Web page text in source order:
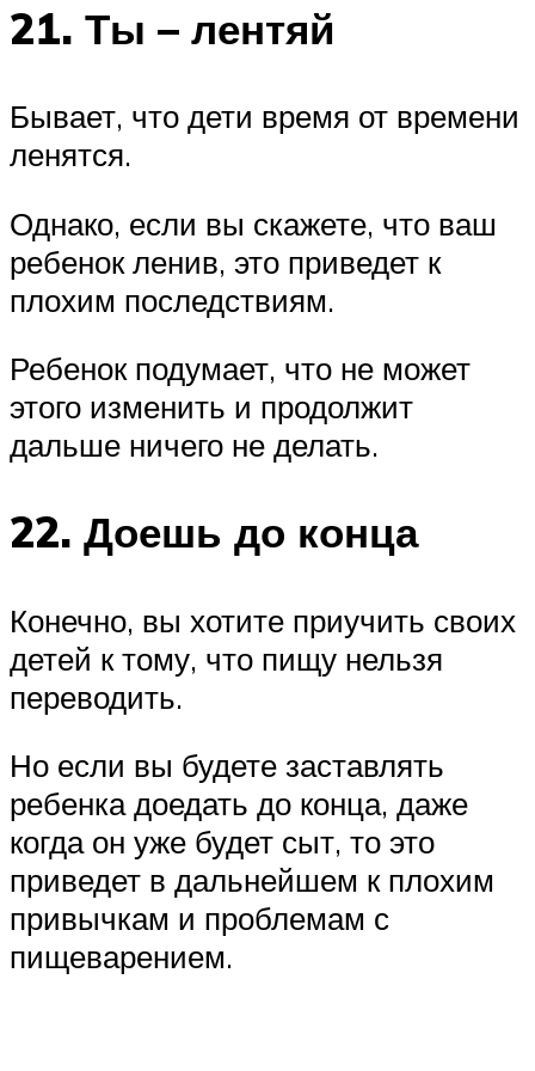
21. Ты – лентяй
Бывает, что дети время от времени
ленятся.
Однако, если вы скажете, что ваш
ребенок ленив, это приведет к
плохим последствиям.
Ребенок подумает, что не может
этого изменить и продолжит
дальше ничего не делать.
22. Доешь до конца
Конечно, вы хотите приучить своих
детей к тому, что пищу нельзя
переводить.
Но если вы будете заставлять
ребенка доедать до конца, даже
когда он уже будет сыт, то это
приведет в дальнейшем к плохим
привычкам и проблемам с
пищеварением.